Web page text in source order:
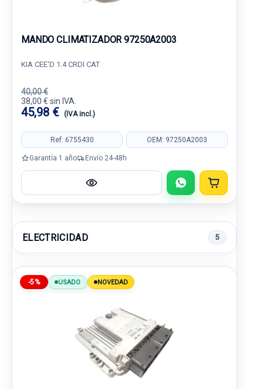
MANDO CLIMATIZADOR 97250A2003
KIA CEE'D 1.4 CRDI CAT
40,00 €
38,00 € sin IVA.
45,98 € (IVA incl.)
Ref: 6755430 OEM: 97250A2003
Garantía 1 año Envío 24-48h
ELECTRICIDAD 5
-5% USADO NOVEDAD